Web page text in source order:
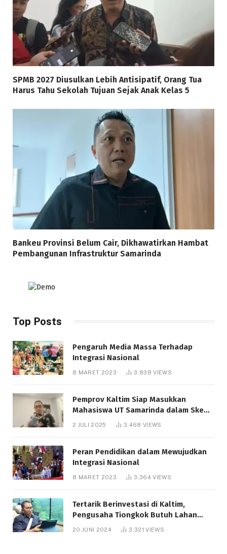
SPMB 2027 Diusulkan Lebih Antisipatif, Orang Tua
Harus Tahu Sekolah Tujuan Sejak Anak Kelas 5
Bankeu Provinsi Belum Cair, Dikhawatirkan Hambat
Pembangunan Infrastruktur Samarinda
Top Posts
Pengaruh Media Massa Terhadap
Integrasi Nasional
8 MARET 2023 3,838VIEWS
Pemprov Kaltim Siap Masukkan
Mahasiswa UT Samarinda dalam Skema
Bantuan Pendidikan Gratispol
2 JULI 2025 3,468 VIEWS
Peran Pendidikan dalam Mewujudkan
Integrasi Nasional
8 MARET 2023 3,364VIEWS
Tertarik Berinvestasi di Kaltim,
Pengusaha Tiongkok Butuh Lahan
1.000 Hektare
20 JUNI 2024 3,321VIEWS